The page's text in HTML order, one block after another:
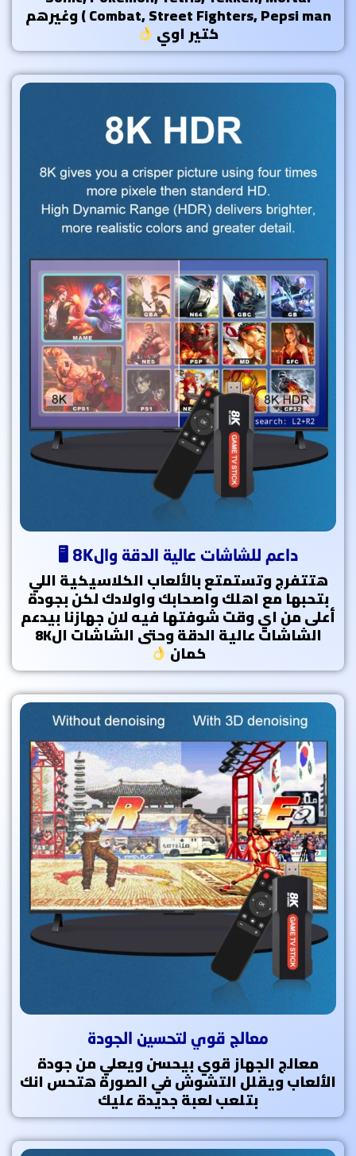
Combat, Street Fighters, Pepsi man ) وغيرهم
كتير اوي
داعم للشاشات عالية الدقة وال8K 🖥
هتتفرج وتستمتع بالألعاب الكلاسيكية اللي
بتحبها مع اهلك واصحابك واولادك لكن بجودة
أعلى من اي وقت شوفتها فيه لان جهازنا بيدعم
الشاشات عالية الدقة وحتى الشاشات ال8K
كمان
معالج قوي لتحسين الجودة
معالج الجهاز قوي بيحسن ويعلي من جودة
الألعاب ويقلل التشوش في الصورة هتحس انك
بتلعب لعبة جديدة عليك